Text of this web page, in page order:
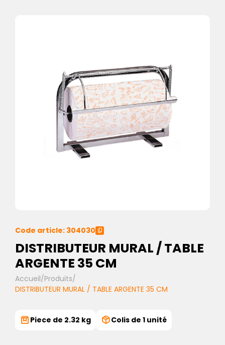
Code article: 304030
DISTRIBUTEUR MURAL / TABLE
ARGENTE 35 CM
Accueil/Produits/
DISTRIBUTEUR MURAL / TABLE ARGENTE 35 CM
Piece de 2.32 kg Colis de 1 unité